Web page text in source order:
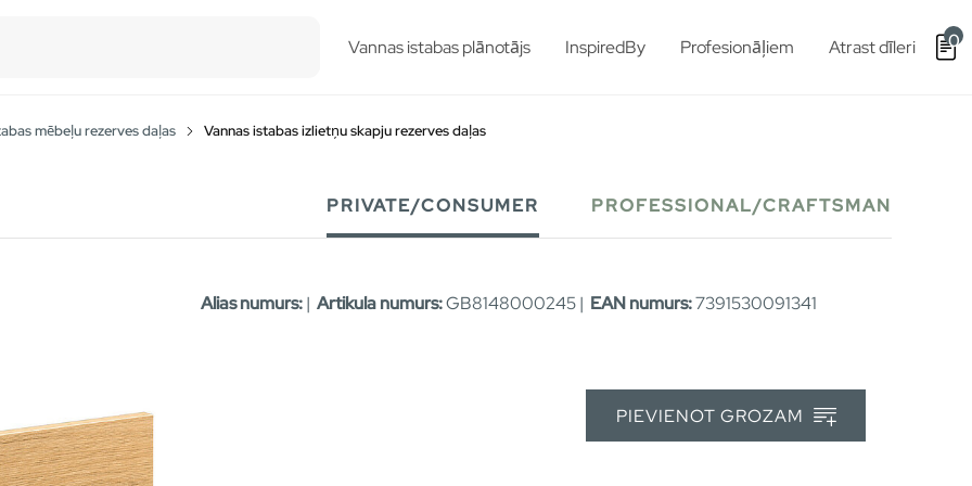
Vannas istabas plānotājs InspiredBy Profesionāļiem Atrast dīleri 0
mēbeļu rezerves daļas Vannas istabas izlietņu skapju rezerves daļas
PRIVATE/CONSUMER PROFESSIONAL/CRAFTSMAN
Alias numurs:| Artikula numurs:GB8148000245 | EAN numurs:7391530091341
PIEVIENOT GROZAM